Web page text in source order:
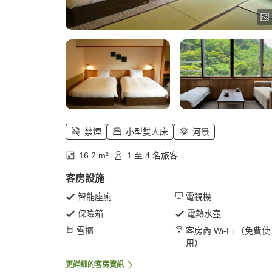
禁煙 小型雙人床 河景
16.2 m² 1 至 4 名旅客
客房設施
智能座廁
電視機
保險箱
電熱水壺
雪櫃
客房內 Wi-Fi （免費使
用）
更詳細的客房資訊